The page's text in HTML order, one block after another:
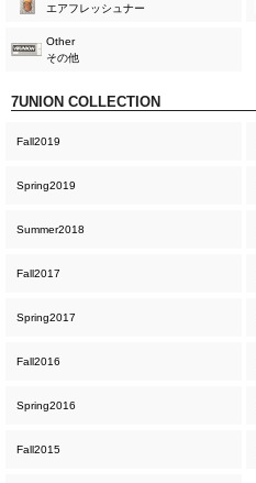
エアフレッシュナー
Other
その他
7UNION COLLECTION
Fall2019
Spring2019
Summer2018
Fall2017
Spring2017
Fall2016
Spring2016
Fall2015